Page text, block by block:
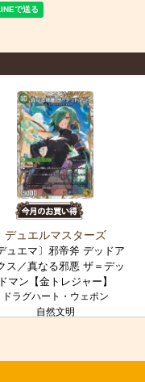
デュエルマスターズ
ュエマ〕邪帝斧 デッドア
ス／真なる邪悪 ザ＝デッ
ドマン【金トレジャー】
ドラグハート・ウェポン
自然文明